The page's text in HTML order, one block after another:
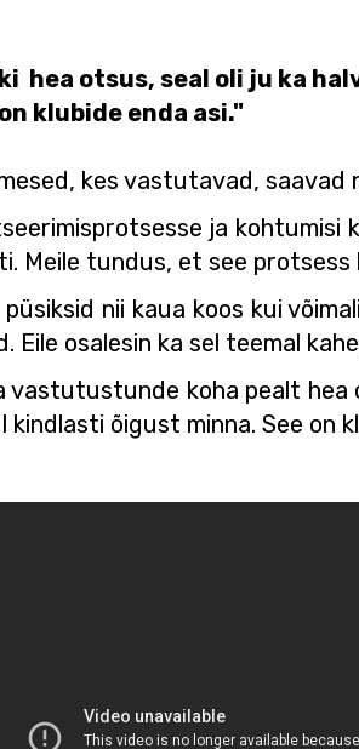
hea otsus, seal oli ju ka
klubide enda asi."
kes vastutavad,
ja kohtumisi
Meile tundus, et see protsess
nii kaua koos kui
Eile osalesin ka sel teemal
vastutustunde koha pealt
õigust minna. See on